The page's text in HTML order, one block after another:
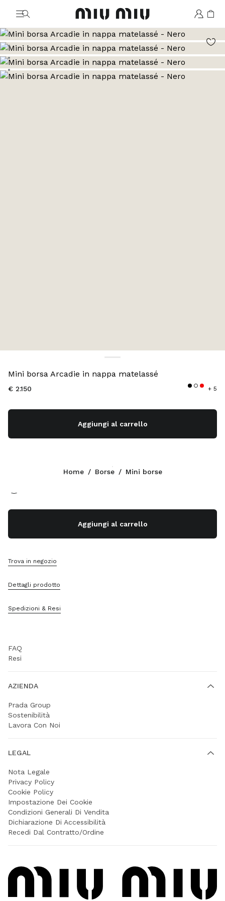
MiuMiu logo
Vai all'immagine 1
Vai all'immagine 2
Vai all'immagine 3
Vai all'immagine 4
Vai all'immagine 5
Mini borsa Arcadie in nappa matelassé
€ 2.150 + 5
Aggiungi al carrello
Aggiungi al carrello
Trova in negozio
Dettagli prodotto
Spedizioni & Resi
Home / Borse / Mini borse
+39 02 947 52 140
Contatti
Sitemap
SUPPORTO
FAQ
Resi
AZIENDA
Prada Group
Sostenibilità
Lavora Con Noi
LEGAL
Nota Legale
Privacy Policy
Cookie Policy
Impostazione Dei Cookie
Condizioni Generali Di Vendita
Dichiarazione Di Accessibilità
Recedi Dal Contratto/Ordine